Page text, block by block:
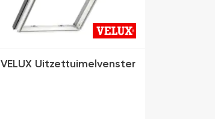
VELUX Uitzettuimelvenster